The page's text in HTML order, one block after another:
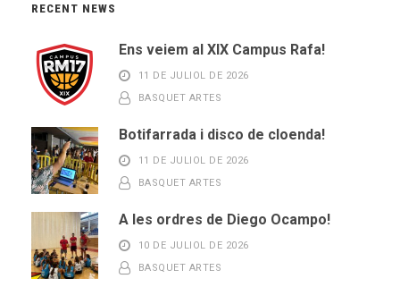
RECENT NEWS
Ens veiem al XIX Campus Rafa!
11 DE JULIOL DE 2026
BASQUET ARTES
Botifarrada i disco de cloenda!
11 DE JULIOL DE 2026
BASQUET ARTES
A les ordres de Diego Ocampo!
10 DE JULIOL DE 2026
BASQUET ARTES